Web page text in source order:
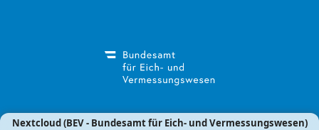
Nextcloud (BEV - Bundesamt für Eich- und Vermessungswesen)